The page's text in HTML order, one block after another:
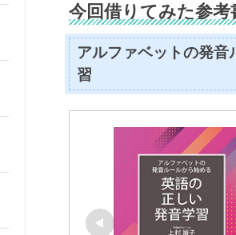
今回借りてみた参考
アルファベットの発
習